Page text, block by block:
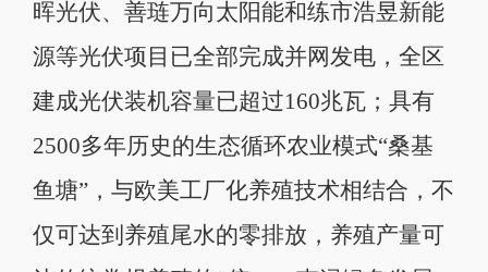
晖光伏、善琏万向太阳能和练市浩昱新能
源等光伏项目已全部完成并网发电，全区
建成光伏装机容量已超过160兆瓦；具有
2500多年历史的生态循环农业模式“桑基
鱼塘”，与欧美工厂化养殖技术相结合，不
仅可达到养殖尾水的零排放，养殖产量可